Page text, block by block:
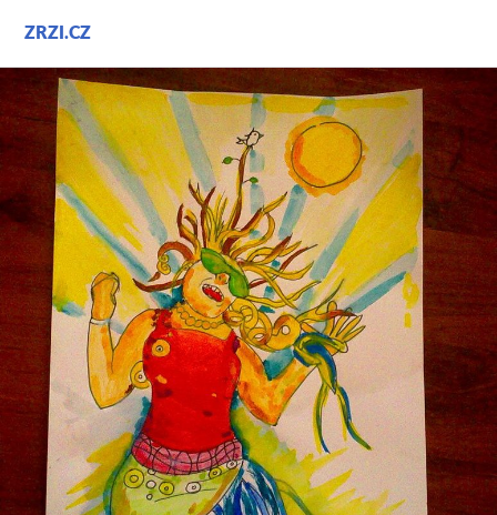
obsahu
webu
ZRZI.CZ